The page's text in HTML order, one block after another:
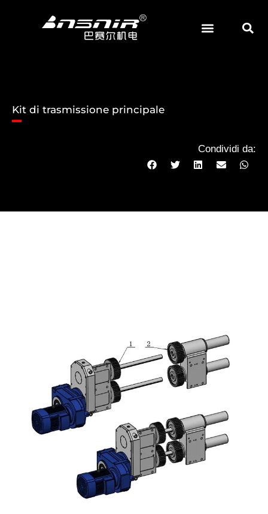
Kit di trasmissione principale
Condividi da: